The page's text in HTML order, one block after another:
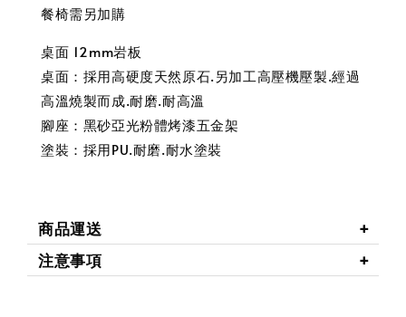
餐椅需另加購
桌面 12mm岩板
桌面：採用高硬度天然原石.另加工高壓機壓製.經過
高溫燒製而成.耐磨.耐高溫
腳座：黑砂亞光粉體烤漆五金架
塗裝：採用PU.耐磨.耐水塗裝
商品運送
注意事項